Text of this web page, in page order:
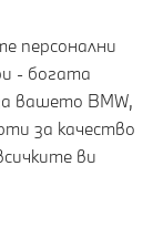
персонални
- богата
вашето BMW,
за качество
ви